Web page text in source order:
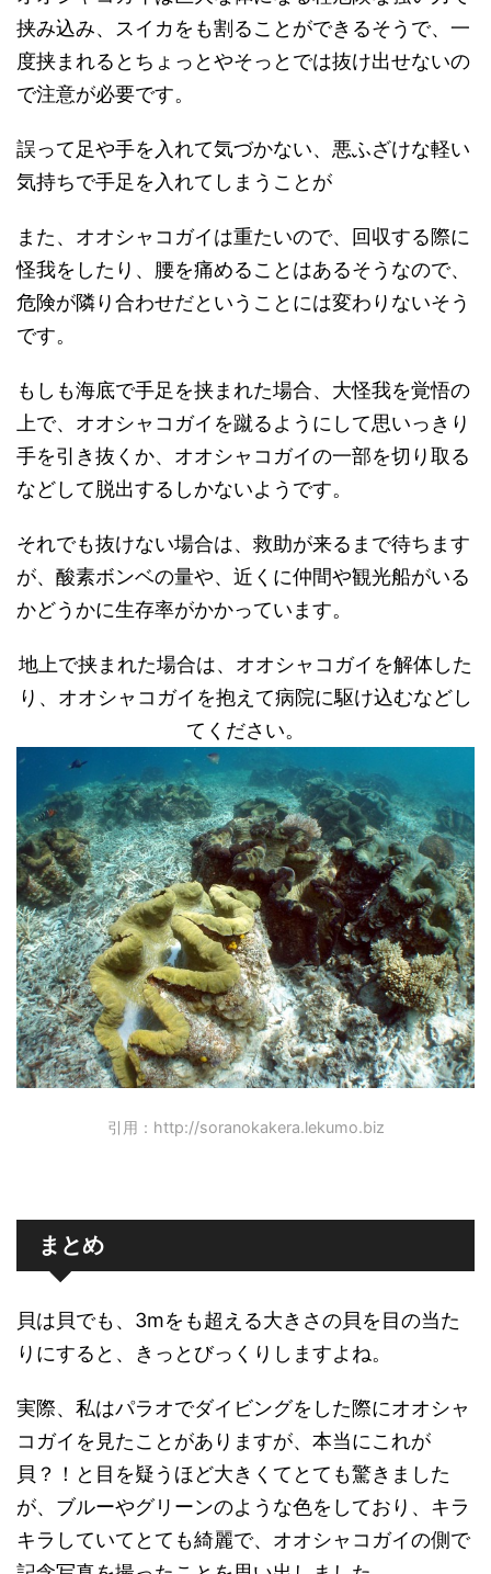
挟み込み、スイカをも割ることができるそうで、一
度挟まれるとちょっとやそっとでは抜け出せないの
で注意が必要です。
誤って足や手を入れて気づかない、悪ふざけな軽い
気持ちで手足を入れてしまうことが
また、オオシャコガイは重たいので、回収する際に
怪我をしたり、腰を痛めることはあるそうなので、
危険が隣り合わせだということには変わりないそう
です。
もしも海底で手足を挟まれた場合、大怪我を覚悟の
上で、オオシャコガイを蹴るようにして思いっきり
手を引き抜くか、オオシャコガイの一部を切り取る
などして脱出するしかないようです。
それでも抜けない場合は、救助が来るまで待ちます
が、酸素ボンベの量や、近くに仲間や観光船がいる
かどうかに生存率がかかっています。
地上で挟まれた場合は、オオシャコガイを解体した
り、オオシャコガイを抱えて病院に駆け込むなどし
てください。
引用：http://soranokakera.lekumo.biz
まとめ
貝は貝でも、3mをも超える大きさの貝を目の当た
りにすると、きっとびっくりしますよね。
実際、私はパラオでダイビングをした際にオオシャ
コガイを見たことがありますが、本当にこれが
貝？！と目を疑うほど大きくてとても驚きました
が、ブルーやグリーンのような色をしており、キラ
キラしていてとても綺麗で、オオシャコガイの側で